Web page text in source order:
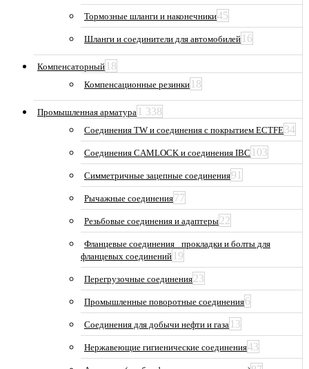
Тормозные шланги и наконечники45
Шланги и соединители для автомобилей 16
Компенсаторный 18
Компенсационные резинки 18
Промышленная арматура 1 338
Соединения TW и соединения с покрытием ECTFE34
Соединения CAMLOCK и соединения IBC 103
Симметричные зацепные соединения91
Рычажные соединения77
Резьбовые соединения и адаптеры22
Фланцевые соединения_ прокладки и болты для
фланцевых соединений 19
Перегрузочные соединения23
Промышленные поворотные соединения6
Соединения для добычи нефти и газа 13
Нержавеющие гигиенические соединения43